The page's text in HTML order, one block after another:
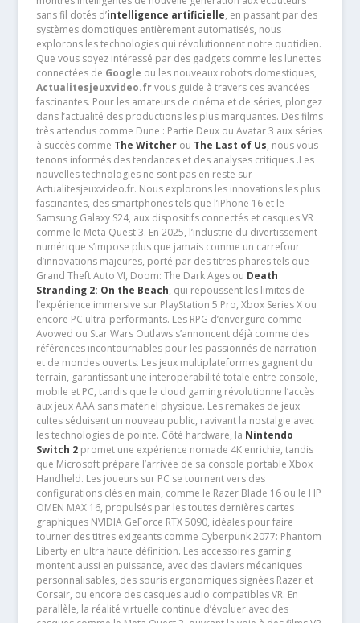
sans fil dotés d’intelligence artificielle, en passant par des
systèmes domotiques entièrement automatisés, nous
explorons les technologies qui révolutionnent notre quotidien.
Que vous soyez intéressé par des gadgets comme les lunettes
connectées de Google ou les nouveaux robots domestiques,
Actualitesjeuxvideo.frvous guide à travers ces avancées
fascinantes. Pour les amateurs de cinéma et de séries, plongez
dans l’actualité des productions les plus marquantes. Des films
très attendus comme Dune : Partie Deux ou Avatar 3 aux séries
à succès comme The Witcherou The Last of Us, nous vous
tenons informés des tendances et des analyses critiques .Les
nouvelles technologies ne sont pas en reste sur
Actualitesjeuxvideo.fr. Nous explorons les innovations les plus
fascinantes, des smartphones tels que l’iPhone 16 et le
Samsung Galaxy S24, aux dispositifs connectés et casques VR
comme le Meta Quest 3. En 2025, l’industrie du divertissement
numérique s’impose plus que jamais comme un carrefour
d’innovations majeures, porté par des titres phares tels que
Grand Theft Auto VI, Doom: The Dark Ages ou Death
Stranding 2: On the Beach, qui repoussent les limites de
l’expérience immersive sur PlayStation 5 Pro, Xbox Series X ou
encore PC ultra-performants. Les RPG d’envergure comme
Avowed ou Star Wars Outlaws s’annoncent déjà comme des
références incontournables pour les passionnés de narration
et de mondes ouverts. Les jeux multiplateformes gagnent du
terrain, garantissant une interopérabilité totale entre console,
mobile et PC, tandis que le cloud gaming révolutionne l’accès
aux jeux AAA sans matériel physique. Les remakes de jeux
cultes séduisent un nouveau public, ravivant la nostalgie avec
les technologies de pointe. Côté hardware, la Nintendo
Switch 2promet une expérience nomade 4K enrichie, tandis
que Microsoft prépare l’arrivée de sa console portable Xbox
Handheld. Les joueurs sur PC se tournent vers des
configurations clés en main, comme le Razer Blade 16 ou le HP
OMEN MAX 16, propulsés par les toutes dernières cartes
graphiques NVIDIA GeForce RTX 5090, idéales pour faire
tourner des titres exigeants comme Cyberpunk 2077: Phantom
Liberty en ultra haute définition. Les accessoires gaming
montent aussi en puissance, avec des claviers mécaniques
personnalisables, des souris ergonomiques signées Razer et
Corsair, ou encore des casques audio compatibles VR. En
parallèle, la réalité virtuelle continue d’évoluer avec des